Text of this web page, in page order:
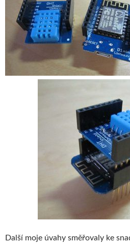
Další moje úvahy směřovaly ke